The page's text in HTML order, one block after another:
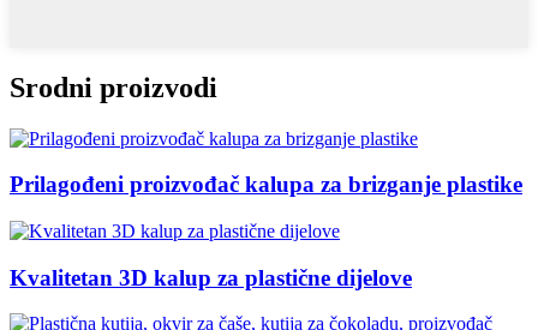
Srodni proizvodi
Prilagođeni proizvođač kalupa za brizganje plastike
Kvalitetan 3D kalup za plastične dijelove